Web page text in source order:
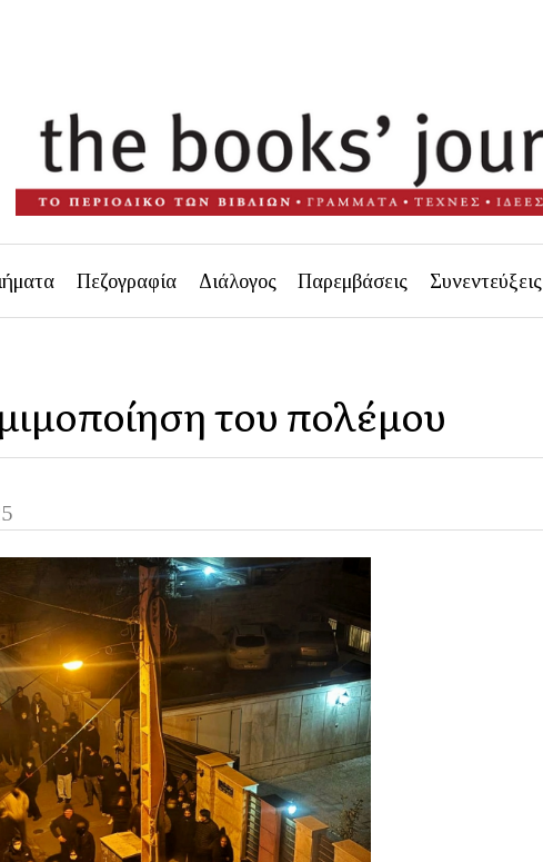
Πεζογραφία Διάλογος Παρεμβάσεις Συνεντεύξεις
του πολέμου